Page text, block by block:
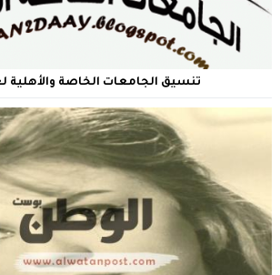
تنسيق الجامعات الخاصة والأهلية لعام